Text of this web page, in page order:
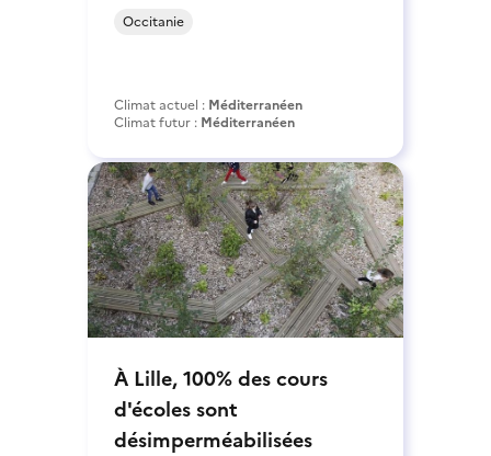
Occitanie
Climat actuel : Méditerranéen
Climat futur : Méditerranéen
À Lille, 100% des cours
d'écoles sont
désimperméabilisées